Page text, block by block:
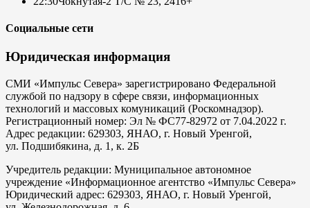
Социальные сети
Юридическая информация
СМИ «Импульс Севера» зарегистрировано Федеральной
службой по надзору в сфере связи, информационных
технологий и массовых комуникаций (Роскомнадзор).
Регистрационный номер: Эл № ФС77-82972 от 7.04.2022 г.
Адрес редакции: 629303, ЯНАО, г. Новый Уренгой,
ул. Подшибякина, д. 1, к. 2Б
Учредитель редакции: Муниципальное автономное
учреждение «Информационное агентство «Импульс Севера»
Юридический адрес: 629303, ЯНАО, г. Новый Уренгой,